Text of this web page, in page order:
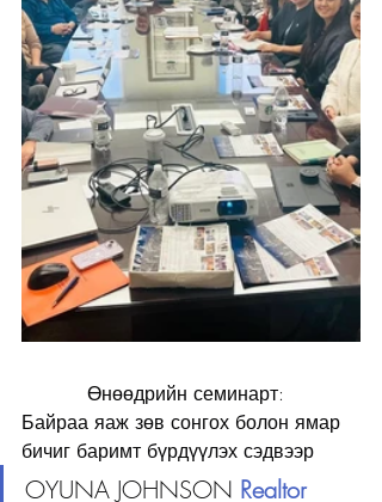
Өнөөдрийн семинарт:
Байраа яаж зөв сонгох болон ямар
бичиг баримт бүрдүүлэх сэдвээр
OYUNA JOHNSON Realtor